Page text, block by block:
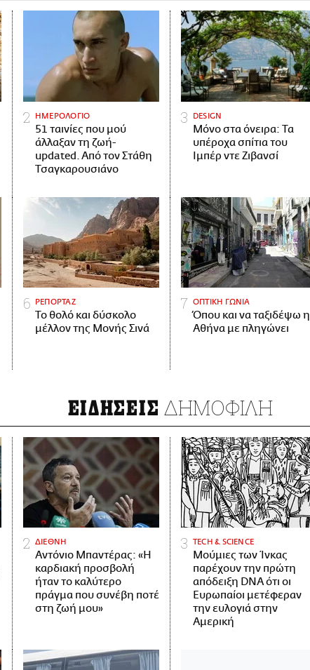
ΗΜΕΡΟΛΟΓΙΟ
51 ταινίες που μού
άλλαξαν τη ζωή-
updated. Aπό τον Στάθη
Τσαγκαρουσιάνο
DESIGN
Μόνο στα όνειρα: Τα
υπέροχα σπίτια του
Ιμπέρ ντε Ζιβανσί
ΡΕΠΟΡΤΑΖ
Το θολό και δύσκολο
μέλλον της Μονής Σινά
ΟΠΤΙΚΗ ΓΩΝΙΑ
Όπου και να ταξιδέψω η
Αθήνα με πληγώνει
ΕΙΔΗΣΕΙΣ ΔΗΜΟΦΙΛΗ
ΔΙΕΘΝΗ
Αντόνιο Μπαντέρας: «Η
καρδιακή προσβολή
ήταν το καλύτερο
πράγμα που συνέβη ποτέ
στη ζωή μου»
ΤECH & SCIENCE
Μούμιες των Ίνκας
παρέχουν την πρώτη
απόδειξη DNA ότι οι
Ευρωπαίοι μετέφεραν
την ευλογιά στην
Αμερική